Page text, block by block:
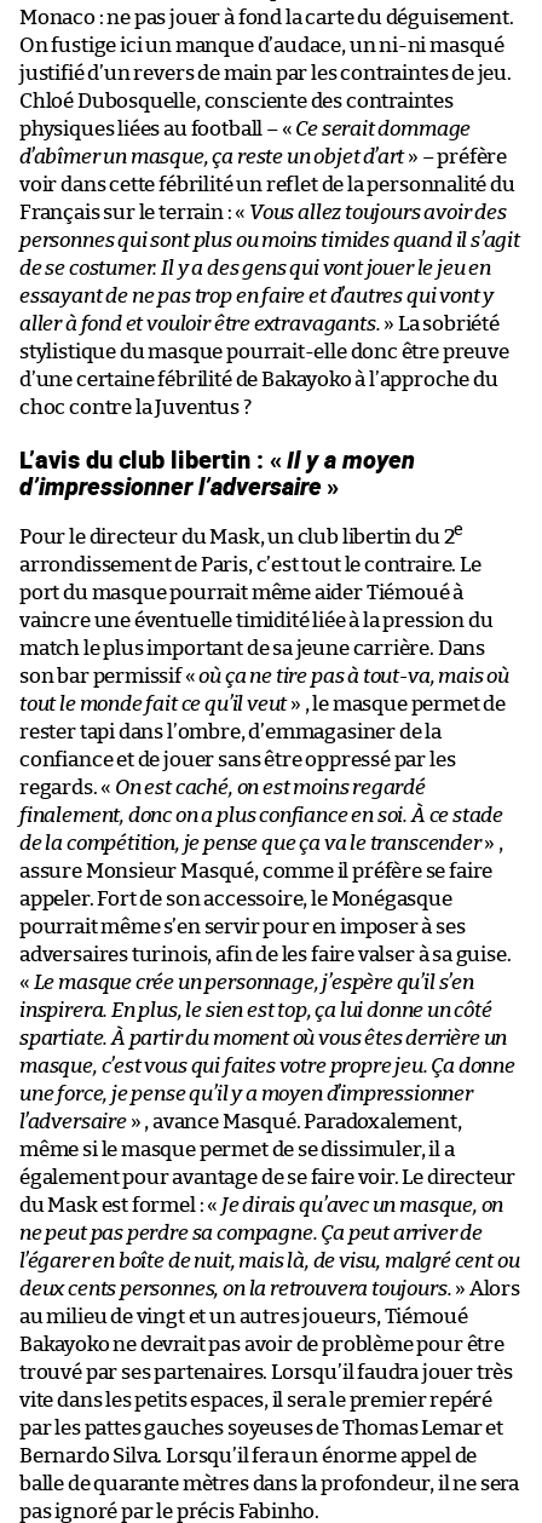
Monaco : ne pas jouer à fond la carte du déguisement.
On fustige ici un manque d’audace, un ni-ni masqué
justifié d’un revers de main par les contraintes de jeu.
Chloé Dubosquelle, consciente des contraintes
physiques liées au football – « Ce serait dommage
d’abîmer un masque, ça reste un objet d’art» – préfère
voir dans cette fébrilité un reflet de la personnalité du
Français sur le terrain : « Vous allez toujours avoir des
personnes qui sont plus ou moins timides quand il s’agit
de se costumer. Il y a des gens qui vont jouer le jeu en
essayant de ne pas trop en faire et d’autres qui vont y
aller à fond et vouloir être extravagants. » La sobriété
stylistique du masque pourrait-elle donc être preuve
d’une certaine fébrilité de Bakayoko à l’approche du
choc contre la Juventus ?
L’avis du club libertin : «Il y a moyen
d’impressionner l’adversaire»
Pour le directeur du Mask, un club libertin du 2e
arrondissement de Paris, c’est tout le contraire. Le
port du masque pourrait même aider Tiémoué à
vaincre une éventuelle timidité liée à la pression du
match le plus important de sa jeune carrière. Dans
son bar permissif «où ça ne tire pas à tout-va, mais où
tout le monde fait ce qu’il veut» , le masque permet de
rester tapi dans l’ombre, d’emmagasiner de la
confiance et de jouer sans être oppressé par les
regards. « On est caché, on est moins regardé
finalement, donc on a plus confiance en soi. À ce stade
de la compétition, je pense que ça va le transcender» ,
assure Monsieur Masqué, comme il préfère se faire
appeler. Fort de son accessoire, le Monégasque
pourrait même s’en servir pour en imposer à ses
adversaires turinois, afin de les faire valser à sa guise.
« Le masque crée un personnage, j’espère qu’il s’en
inspirera. En plus, le sien est top, ça lui donne un côté
spartiate. À partir du moment où vous êtes derrière un
masque, c’est vous qui faites votre propre jeu. Ça donne
une force, je pense qu’il y a moyen d’impressionner
l’adversaire» , avance Masqué. Paradoxalement,
même si le masque permet de se dissimuler, il a
également pour avantage de se faire voir. Le directeur
du Mask est formel : « Je dirais qu’avec un masque, on
ne peut pas perdre sa compagne. Ça peut arriver de
l’égarer en boîte de nuit, mais là, de visu, malgré cent ou
deux cents personnes, on la retrouvera toujours. » Alors
au milieu de vingt et un autres joueurs, Tiémoué
Bakayoko ne devrait pas avoir de problème pour être
trouvé par ses partenaires. Lorsqu’il faudra jouer très
vite dans les petits espaces, il sera le premier repéré
par les pattes gauches soyeuses de Thomas Lemar et
Bernardo Silva. Lorsqu’il fera un énorme appel de
balle de quarante mètres dans la profondeur, il ne sera
pas ignoré par le précis Fabinho.